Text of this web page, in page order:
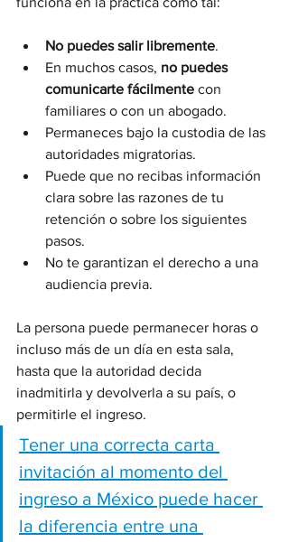
No puedes salir libremente.
En muchos casos, no puedes
comunicarte fácilmente con
familiares o con un abogado.
Permaneces bajo la custodia de las
autoridades migratorias.
Puede que no recibas información
clara sobre las razones de tu
retención o sobre los siguientes
pasos.
No te garantizan el derecho a una
audiencia previa.
La persona puede permanecer horas o
incluso más de un día en esta sala,
hasta que la autoridad decida
inadmitirla y devolverla a su país, o
permitirle el ingreso.
Tener una correcta carta
invitación al momento del
ingreso a México puede hacer
la diferencia entre una